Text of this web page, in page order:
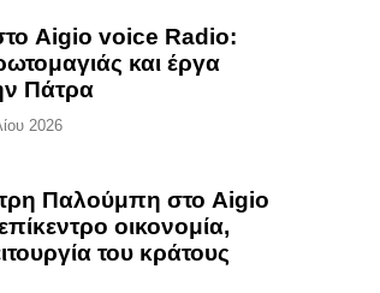
Aigio voice Radio:
και έργα
Πάτρα
2026
Παλούμπη στο Aigio
οικονομία,
του κράτους